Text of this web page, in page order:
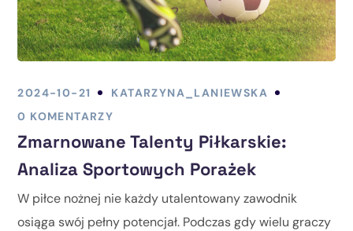
2024-10-21
KATARZYNA_LANIEWSKA
0 KOMENTARZY
Zmarnowane Talenty Piłkarskie:
Analiza Sportowych Porażek
W piłce nożnej nie każdy utalentowany zawodnik
osiąga swój pełny potencjał. Podczas gdy wielu graczy